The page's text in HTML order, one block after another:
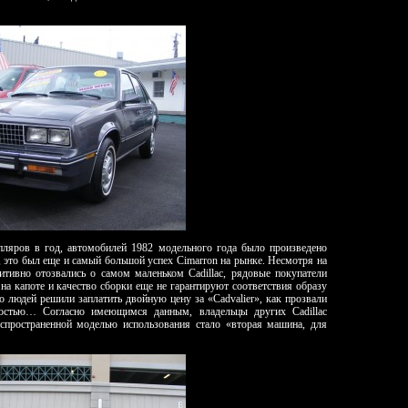
в год, автомобилей 1982 модельного года было произведено
был еще и самый большой успех Cimarron на рынке. Несмотря на
отозвались о самом маленьком Cadillac, рядовые покупатели
капоте и качество сборки еще не гарантируют соответствия образу
решили заплатить двойную цену за «Cadvalier», как прозвали
Согласно имеющимся данным, владельцы других Cadillac
моделью использования стало «вторая машина, для